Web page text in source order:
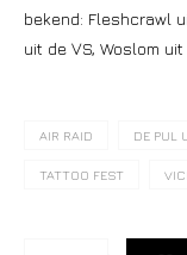
bekend: Fleshcrawl
uit de VS, Woslom
AIR RAID DE PUL
TATTOO FEST